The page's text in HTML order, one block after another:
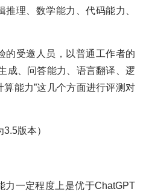
理、数学能力、代码能力、
的受邀人员，以普通工作者的
成、问答能力、语言翻译、逻
能力”这几个方面进行评测对
版本）
力一定程度上是优于ChatGPT